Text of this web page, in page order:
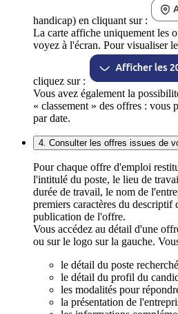
handicap) en cliquant sur :
La carte affiche uniquement les
voyez à l'écran. Pour visualiser
cliquez sur :
Vous avez également la
« classement » des offres : vous
par date.
4. Consulter les offres issues de
Pour chaque offre d'emploi
l'intitulé du poste, le lieu de
durée de travail, le nom de
premiers caractères du descriptif
publication de l'offre.
Vous accédez au détail d'une
ou sur le logo sur la gauche.
le détail du poste
le détail du profil du
les modalités pour
la présentation de